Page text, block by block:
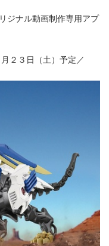
ジナル動画制作専用アプ
２３日（土）予定／